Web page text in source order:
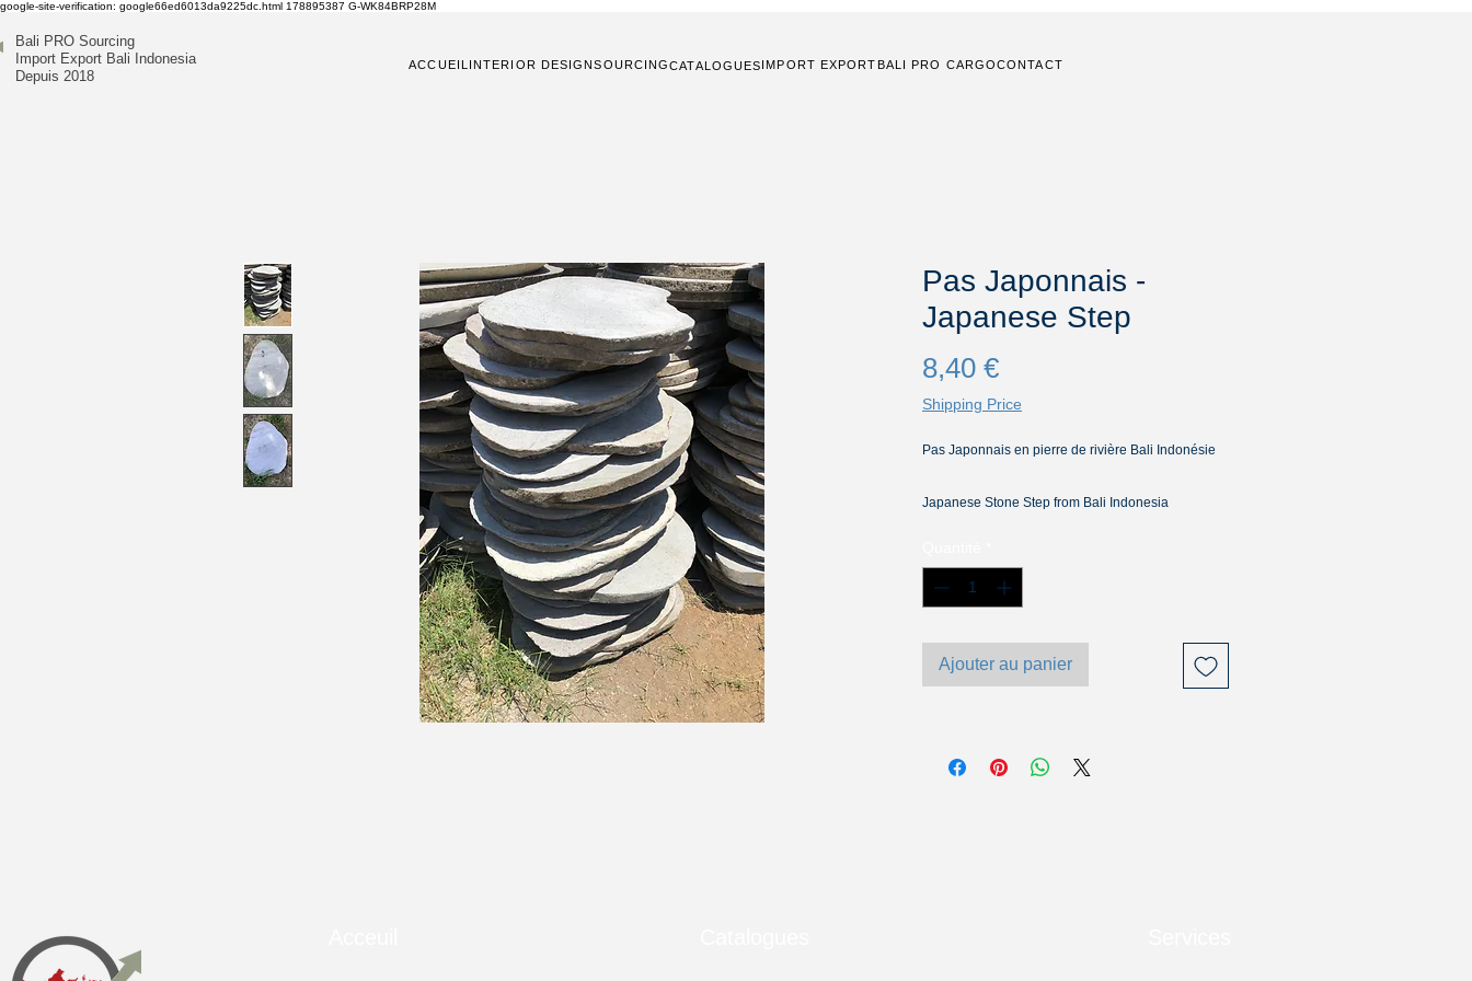
google-site-verification: google66ed6013da9225dc.html 178895387 G-WK84BRP28M
Bali PRO Sourcing
Import Export Bali Indonesia
Depuis 2018
ACCUEIL INTERIOR DESIGNSOURCINGCATALOGUESIMPORT EXPORT BALI PRO CARGOCONTACT
Pas Japonnais -
Japanese Step
8,40 €Prix
Shipping Price
Pas Japonnais en pierre de rivière Bali Indonésie
Japanese Stone Step from Bali Indonesia
Ajouter au panier